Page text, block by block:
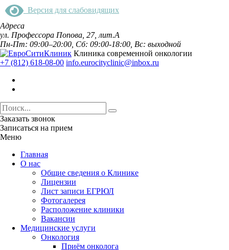
Версия для слабовидящих
Адреса
ул. Профессора Попова, 27, лит.А
Пн-Пт: 09:00–20:00, Сб: 09:00-18:00, Вс: выходной
Клиника современной онкологии
+7 (812) 618-08-00 info.eurocityclinic@inbox.ru
Заказать звонок
Записаться на прием
Меню
Главная
О нас
Общие сведения о Клинике
Лицензии
Лист записи ЕГРЮЛ
Фотогалерея
Расположение клиники
Вакансии
Медицинские услуги
Онкология
Приём онколога